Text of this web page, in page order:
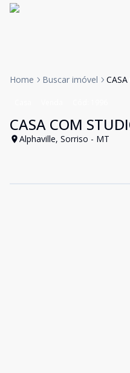
Home Buscar imóvel
CASA COM
Alphaville, Sorriso - MT